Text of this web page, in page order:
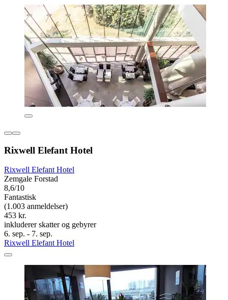
Rixwell Elefant Hotel
Rixwell Elefant Hotel
Zemgale Forstad
8,6/10
Fantastisk
(1.003 anmeldelser)
453 kr.
inkluderer skatter og gebyrer
6. sep. - 7. sep.
Rixwell Elefant Hotel